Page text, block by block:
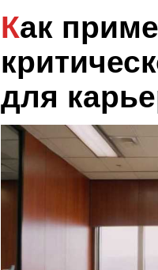
Как применять методы
для